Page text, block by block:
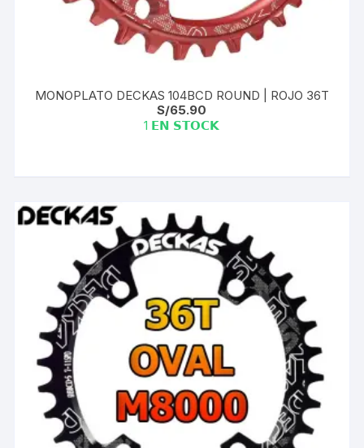
MONOPLATO DECKAS 104BCD ROUND | ROJO 36T
S/65.90
1 𝗘𝗡 𝗦𝗧𝗢𝗖𝗞